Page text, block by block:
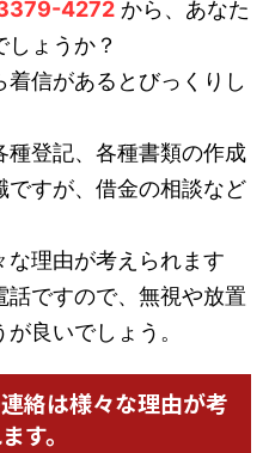
4272 から、あなた
ょうか？
信があるとびっくりし
登記、各種書類の作成
ですが、借金の相談など
な理由が考えられます
ですので、無視や放置
良いでしょう。
絡は様々な理由が考
す。